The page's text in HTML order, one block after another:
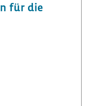
für die